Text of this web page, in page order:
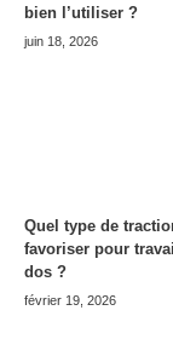
bien l’utiliser ?
juin 18, 2026
Quel type de
favoriser pour
dos ?
février 19, 2026